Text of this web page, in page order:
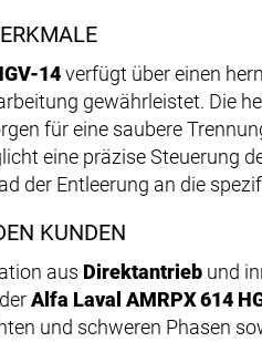
14verfügt über einen
gewährleistet. Die
für eine saubere
eine präzise Steuerung
der Entleerung an die
KUNDEN
aus Direktantrieb und
Alfa Laval AMRPX 614
und schweren Phasen